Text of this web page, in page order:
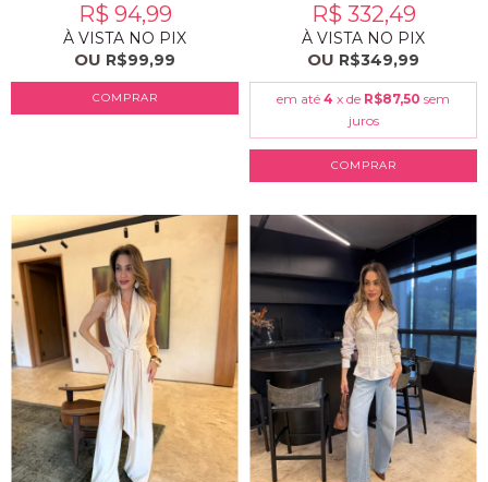
R$ 94,99
À VISTA NO PIX
OU R$99,99
COMPRAR
R$ 332,49
À VISTA NO PIX
OU R$349,99
em até 4 x de R$87,50 sem
juros
COMPRAR